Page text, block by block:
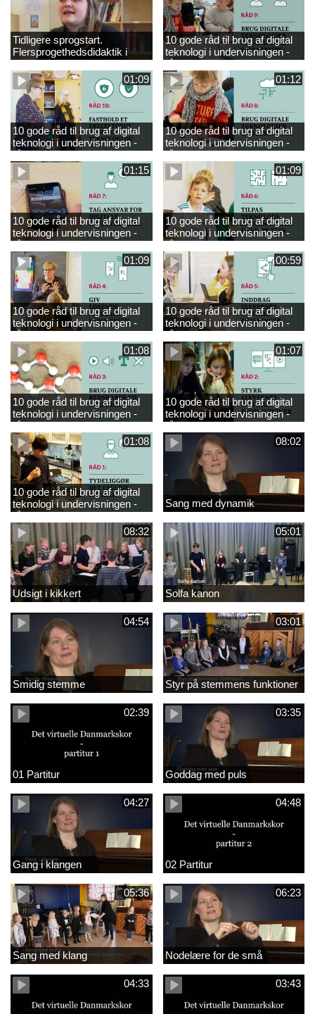
Tidligere sprogstart.
Flersprogethedsdidaktik i
engelsk
10 gode råd til brug af digital
teknologi i undervisningen -
råd 9
01:09
10 gode råd til brug af digital
teknologi i undervisningen -
råd 10
01:12
10 gode råd til brug af digital
teknologi i undervisningen -
råd 8
01:15
10 gode råd til brug af digital
teknologi i undervisningen -
råd 7
01:09
10 gode råd til brug af digital
teknologi i undervisningen -
råd 6
01:09
10 gode råd til brug af digital
teknologi i undervisningen -
råd 4
00:59
10 gode råd til brug af digital
teknologi i undervisningen -
råd 5
01:08
10 gode råd til brug af digital
teknologi i undervisningen -
råd 3
01:07
10 gode råd til brug af digital
teknologi i undervisningen -
råd 2
01:08
10 gode råd til brug af digital
teknologi i undervisningen -
råd 1
08:02
Sang med dynamik
08:32
Udsigt i kikkert
05:01
Solfa kanon
04:54
Smidig stemme
03:01
Styr på stemmens funktioner
02:39
01 Partitur
03:35
Goddag med puls
04:27
Gang i klangen
04:48
02 Partitur
05:36
Sang med klang
06:23
Nodelære for de små
04:33 03:43